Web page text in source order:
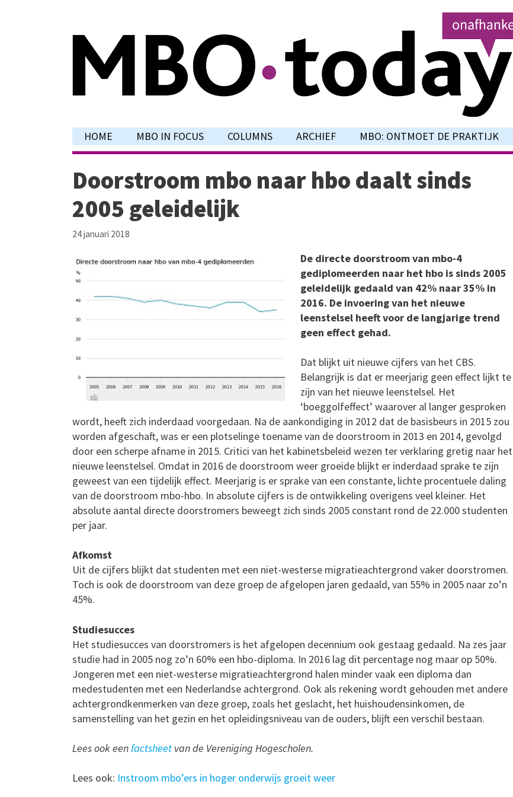
HOME MBO IN FOCUS COLUMNS ARCHIEF MBO: ONTMOET DE PRAKTIJK
Doorstroom mbo naar hbo daalt sinds
2005 geleidelijk
24 januari 2018
De directe doorstroom van mbo-4
gediplomeerden naar het hbo is sinds 2005
geleidelijk gedaald van 42% naar 35% in
2016. De invoering van het nieuwe
leenstelsel heeft voor de langjarige trend
geen effect gehad.
Dat blijkt uit nieuwe cijfers van het CBS.
Belangrijk is dat er meerjarig geen effect lijkt te
zijn van het nieuwe leenstelsel. Het
‘boeggolfeffect’ waarover al langer gesproken
wordt, heeft zich inderdaad voorgedaan. Na de aankondiging in 2012 dat de basisbeurs in 2015 zou
worden afgeschaft, was er een plotselinge toename van de doorstroom in 2013 en 2014, gevolgd
door een scherpe afname in 2015. Critici van het kabinetsbeleid wezen ter verklaring gretig naar het
nieuwe leenstelsel. Omdat in 2016 de doorstroom weer groeide blijkt er inderdaad sprake te zijn
geweest van een tijdelijk effect. Meerjarig is er sprake van een constante, lichte procentuele daling
van de doorstroom mbo-hbo. In absolute cijfers is de ontwikkeling overigens veel kleiner. Het
absolute aantal directe doorstromers beweegt zich sinds 2005 constant rond de 22.000 studenten
per jaar.
Afkomst
Uit de cijfers blijkt dat studenten met een niet-westerse migratieachtergrond vaker doorstromen.
Toch is ook de doorstroom van deze groep de afgelopen jaren gedaald, van 55% in 2005 naar zo’n
45%.
Studiesucces
Het studiesucces van doorstromers is het afgelopen decennium ook gestaag gedaald. Na zes jaar
studie had in 2005 nog zo’n 60% een hbo-diploma. In 2016 lag dit percentage nog maar op 50%.
Jongeren met een niet-westerse migratieachtergrond halen minder vaak een diploma dan
medestudenten met een Nederlandse achtergrond. Ook als rekening wordt gehouden met andere
achtergrondkenmerken van deze groep, zoals het geslacht, het huishoudensinkomen, de
samenstelling van het gezin en het opleidingsniveau van de ouders, blijft een verschil bestaan.
Lees ook eenfactsheet van de Vereniging Hogescholen.
Lees ook: Instroom mbo’ers in hoger onderwijs groeit weer